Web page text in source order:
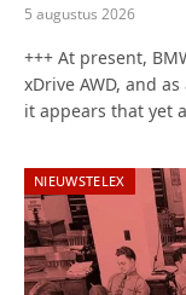
5 augustus 2026
+++ At present,
xDrive AWD, and
it appears that yet
NIEUWSTELEX